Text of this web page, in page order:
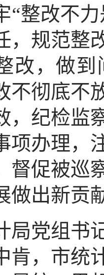
“整改不
，规范整
改，做
不彻底不
，纪检监
项办理，
督促被巡
做出新贡
局党组书
肯，市统